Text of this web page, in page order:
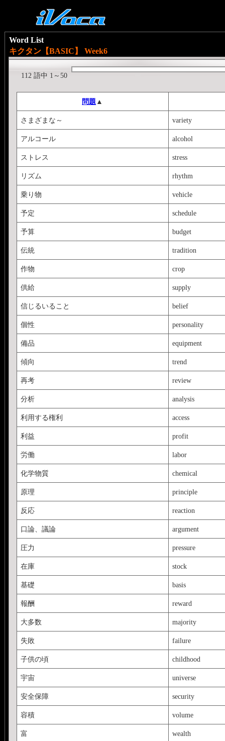
Word List
キクタン【BASIC】 Week6
112 語中 1～50
問題 ▲
さまざまな～ variety
アルコール alcohol
ストレス stress
リズム rhythm
乗り物 vehicle
予定 schedule
予算 budget
伝統 tradition
作物 crop
供給 supply
信じるいること belief
個性 personality
備品 equipment
傾向 trend
再考 review
分析 analysis
利用する権利 access
利益 profit
労働 labor
化学物質 chemical
原理 principle
反応 reaction
口論、議論 argument
圧力 pressure
在庫 stock
基礎 basis
報酬 reward
大多数 majority
失敗 failure
子供の頃 childhood
宇宙 universe
安全保障 security
容積 volume
富 wealth